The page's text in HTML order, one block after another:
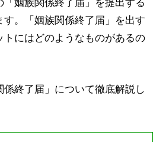
姻族関係終了届」を提出する
。「姻族関係終了届」を出す
トにはどのようなものがあるの
終了届」について徹底解説し